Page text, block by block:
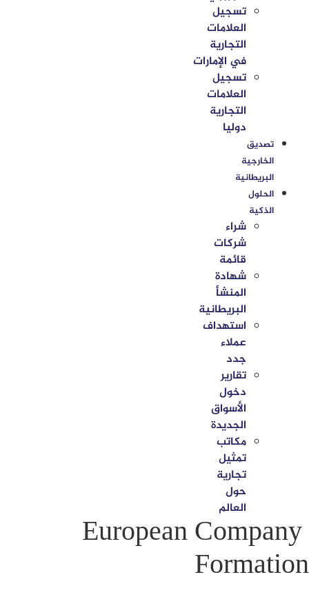
تسجيل
العلامات
التجارية
في الإمارات
تسجيل
العلامات
التجارية
دوليا
تصديق
الخارجية
البريطانية
الحلول
الذكية
شراء
شركات
قائمة
شهادة
المنشأ
البريطانية
استهداف
عملاء
جدد
تقارير
دخول
الأسواق
الجديدة
مكاتب
تمثيل
تجارية
حول
العالم
European Company
Formation